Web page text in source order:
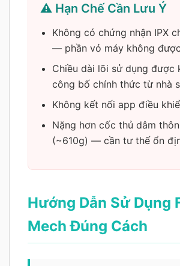
⚠️ Hạn Chế Cần Lưu Ý
Không có chứng nhận IPX
— phần vỏ máy không
Chiều dài lõi sử dụng được
công bố chính thức từ nhà
Không kết nối app điều
Nặng hơn cốc thủ dâm
(~610g) — cần tư thế ổn
Hướng Dẫn Sử Dụng
Mech Đúng Cách